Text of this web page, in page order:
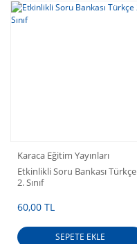
Karaca Eğitim Yayınları
Etkinlikli Soru Bankası Türkçe
2. Sınıf
60,00 TL
SEPETE EKLE